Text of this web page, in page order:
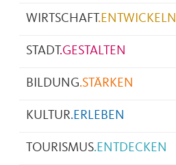
WIRTSCHAFT.ENTWICKELN
STADT.GESTALTEN
BILDUNG.STÄRKEN
KULTUR.ERLEBEN
TOURISMUS.ENTDECKEN